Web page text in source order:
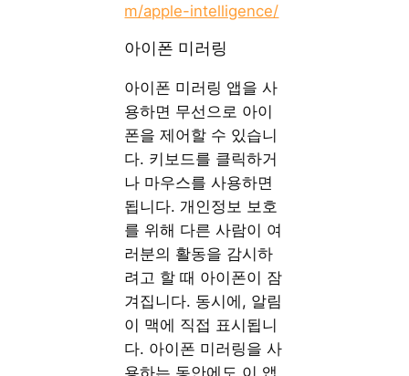
m/apple-intelligence/
아이폰 미러링
아이폰 미러링 앱을 사
용하면 무선으로 아이
폰을 제어할 수 있습니
다. 키보드를 클릭하거
나 마우스를 사용하면
됩니다. 개인정보 보호
를 위해 다른 사람이 여
러분의 활동을 감시하
려고 할 때 아이폰이 잠
겨집니다. 동시에, 알림
이 맥에 직접 표시됩니
다. 아이폰 미러링을 사
용하는 동안에도 이 앱